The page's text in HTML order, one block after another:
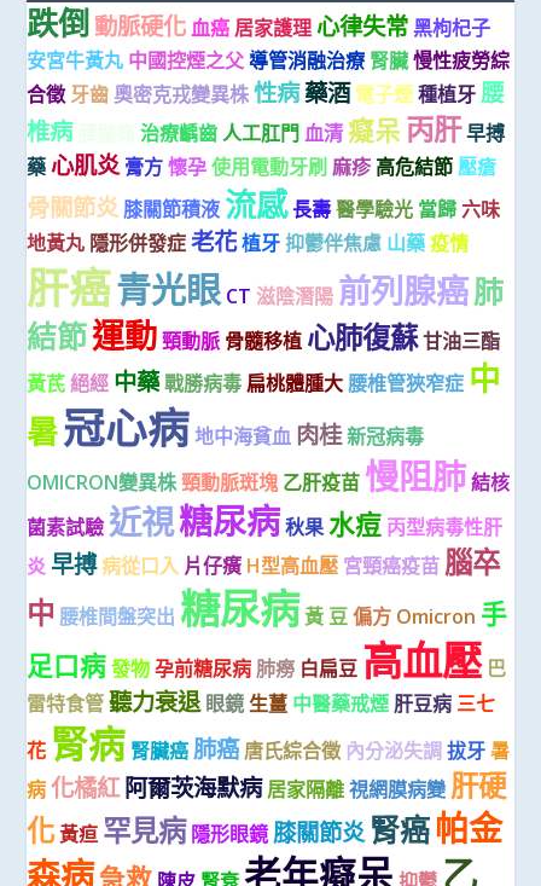
跌倒動脈硬化 血癌 居家護理 心律失常 黑枸杞子
安宮牛黃丸 中國控煙之父 導管消融治療 腎臟慢性疲勞綜
合徵 牙齒 奧密克戎變異株性病藥酒 電子煙 種植牙 腰
椎病
治療齲齒 人工肛門 血清 癡呆 丙肝早搏
藥 心肌炎 膏方 懷孕 使用電動牙刷 麻疹 高危結節 壓瘡
骨關節炎 膝關節積液 流感長壽 醫學驗光 當歸 六味
地黃丸 隱形併發症 老花植牙 抑鬱伴焦慮 山藥 疫情
肝癌青光眼 CT 滋陰潛陽 前列腺癌肺
結節運動 頸動脈 骨髓移植 心肺復蘇甘油三酯
黃芪 絕經 中藥戰勝病毒 扁桃體腫大 腰椎管狹窄症 中
暑冠心病 地中海貧血 肉桂新冠病毒
OMICRON變異株頸動脈斑塊 乙肝疫苗 慢阻肺 結核
菌素試驗 近視糖尿病秋果 水痘 丙型病毒性肝
炎 早搏病從口入 片仔癀 H型高血壓 宮頸癌疫苗 腦卒
中 腰椎間盤突出 糖尿病黃 豆 偏方 Omicron 手
足口病 發物 孕前糖尿病 肺癆 白扁豆 高血壓 巴
雷特食管 聽力衰退 眼鏡 生薑 中醫藥戒煙 肝豆病 三七
花 腎病 腎臟癌 肺癌 唐氏綜合徵 內分泌失調 拔牙 暑
病 化橘紅 阿爾茨海默病 居家隔離 視網膜病變 肝硬
化黃疸 罕見病 隱形眼鏡 膝關節炎 腎癌帕金
森病急救 老年癡呆 乙